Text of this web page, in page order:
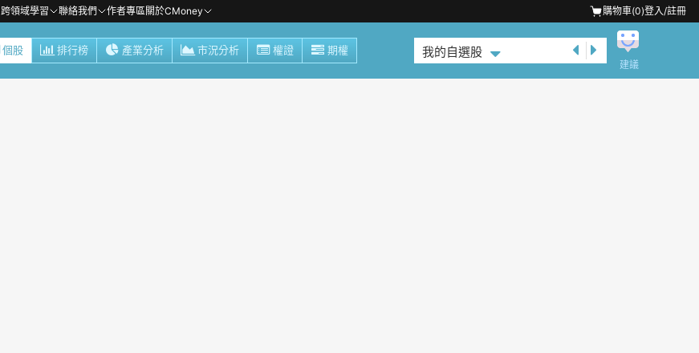
跨領域學習 聯絡我們 作者專區關於CMoney 購物車(0)登入/註冊
個股 排行榜 產業分析 市況分析 權證 期權 我的自選股
建議